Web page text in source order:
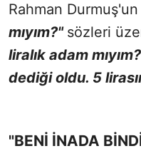
Rahman Durmuş'un
mıyım?" sözleri
liralık adam
dediği oldu. 5
"BENİ İNADA